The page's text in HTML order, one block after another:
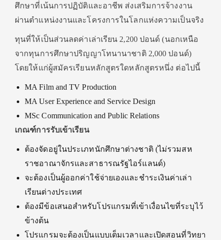
ศึกษาที่เน้นการปฏิบัติและอาชีพ ส่งเสริมการจ้างงาน
ผ่านตำแหน่งงานและโครงการในโลกแห่งความเป็นจริง
ทุนที่ให้เป็นส่วนลดค่าเล่าเรียน 2,200 ปอนด์ (นอกเหนือ
จากทุนการศึกษาปริญญาโทนานาชาติ 2,000 ปอนด์)
โดยให้แก่ผู้สมัครเรียนหลักสูตรใดหลักสูตรหนึ่ง ต่อไปนี้
MA Film and TV Production
MA User Experience and Service Design
MSc Communication and Public Relations
เกณฑ์การรับเข้าเรียน
ต้องจัดอยู่ในประเภทนักศึกษาต่างชาติ (ไม่รวมสห
ราชอาณาจักรและสาธารณรัฐไอร์แลนด์)
จะต้องเป็นผู้ออกค่าใช้จ่ายเองและชำระเงินค่าเล่า
เรียนต่างประเทศ
ต้องมีข้อเสนอสำหรับโปรแกรมที่เข้าเงื่อนไขที่ระบุไว้
ข้างต้น
โปรแกรมจะต้องเป็นแบบเต็มเวลาและเปิดสอนที่วิทยา